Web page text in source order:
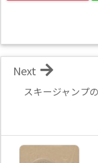
スキージャンプ
Next